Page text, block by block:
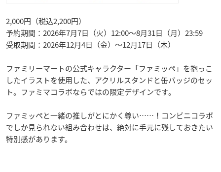
2,000円（税込2,200円）
予約期間：2026年7月7日（火）12:00〜8月31日（月）23:59
受取期間：2026年12月4日（金）〜12月17日（木）
ファミリーマートの公式キャラクター「ファミッペ」を抱っこ
したイラストを使用した、アクリルスタンドと缶バッジのセッ
ト。ファミマコラボならではの限定デザインです。
ファミッペと一緒の推しがとにかく尊い……！コンビニコラボ
でしか見られない組み合わせは、絶対に手元に残しておきたい
特別感があります。